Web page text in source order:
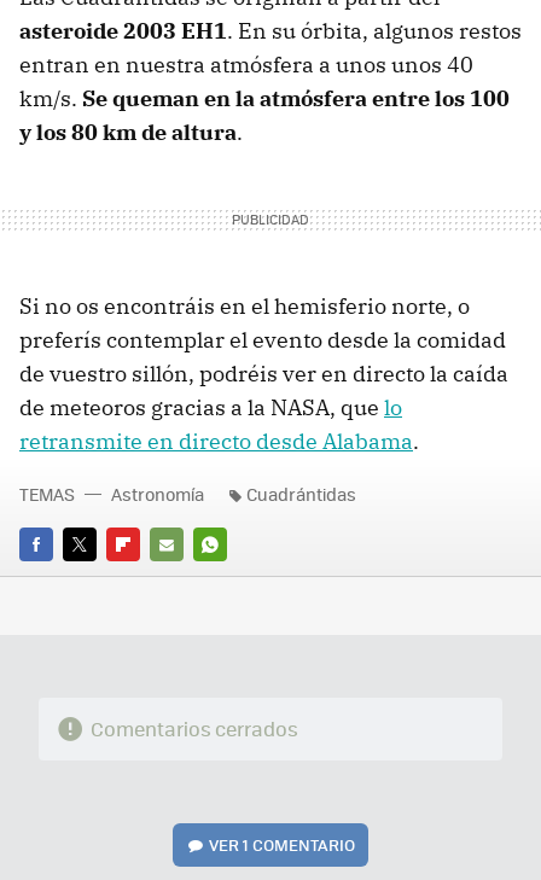
asteroide 2003 EH1. En su órbita, algunos restos
entran en nuestra atmósfera a unos unos 40
km/s. Se queman en la atmósfera entre los 100
y los 80 km de altura.
Si no os encontráis en el hemisferio norte, o
preferís contemplar el evento desde la comidad
de vuestro sillón, podréis ver en directo la caída
de meteoros gracias a la NASA, que lo
retransmite en directo desde Alabama.
FACEBOOK
TWITTERFLIPBOARD
E-
WHATSAPP
TEMAS Astronomía Cuadrántidas
Comentarios cerrados
VER1 COMENTARIO